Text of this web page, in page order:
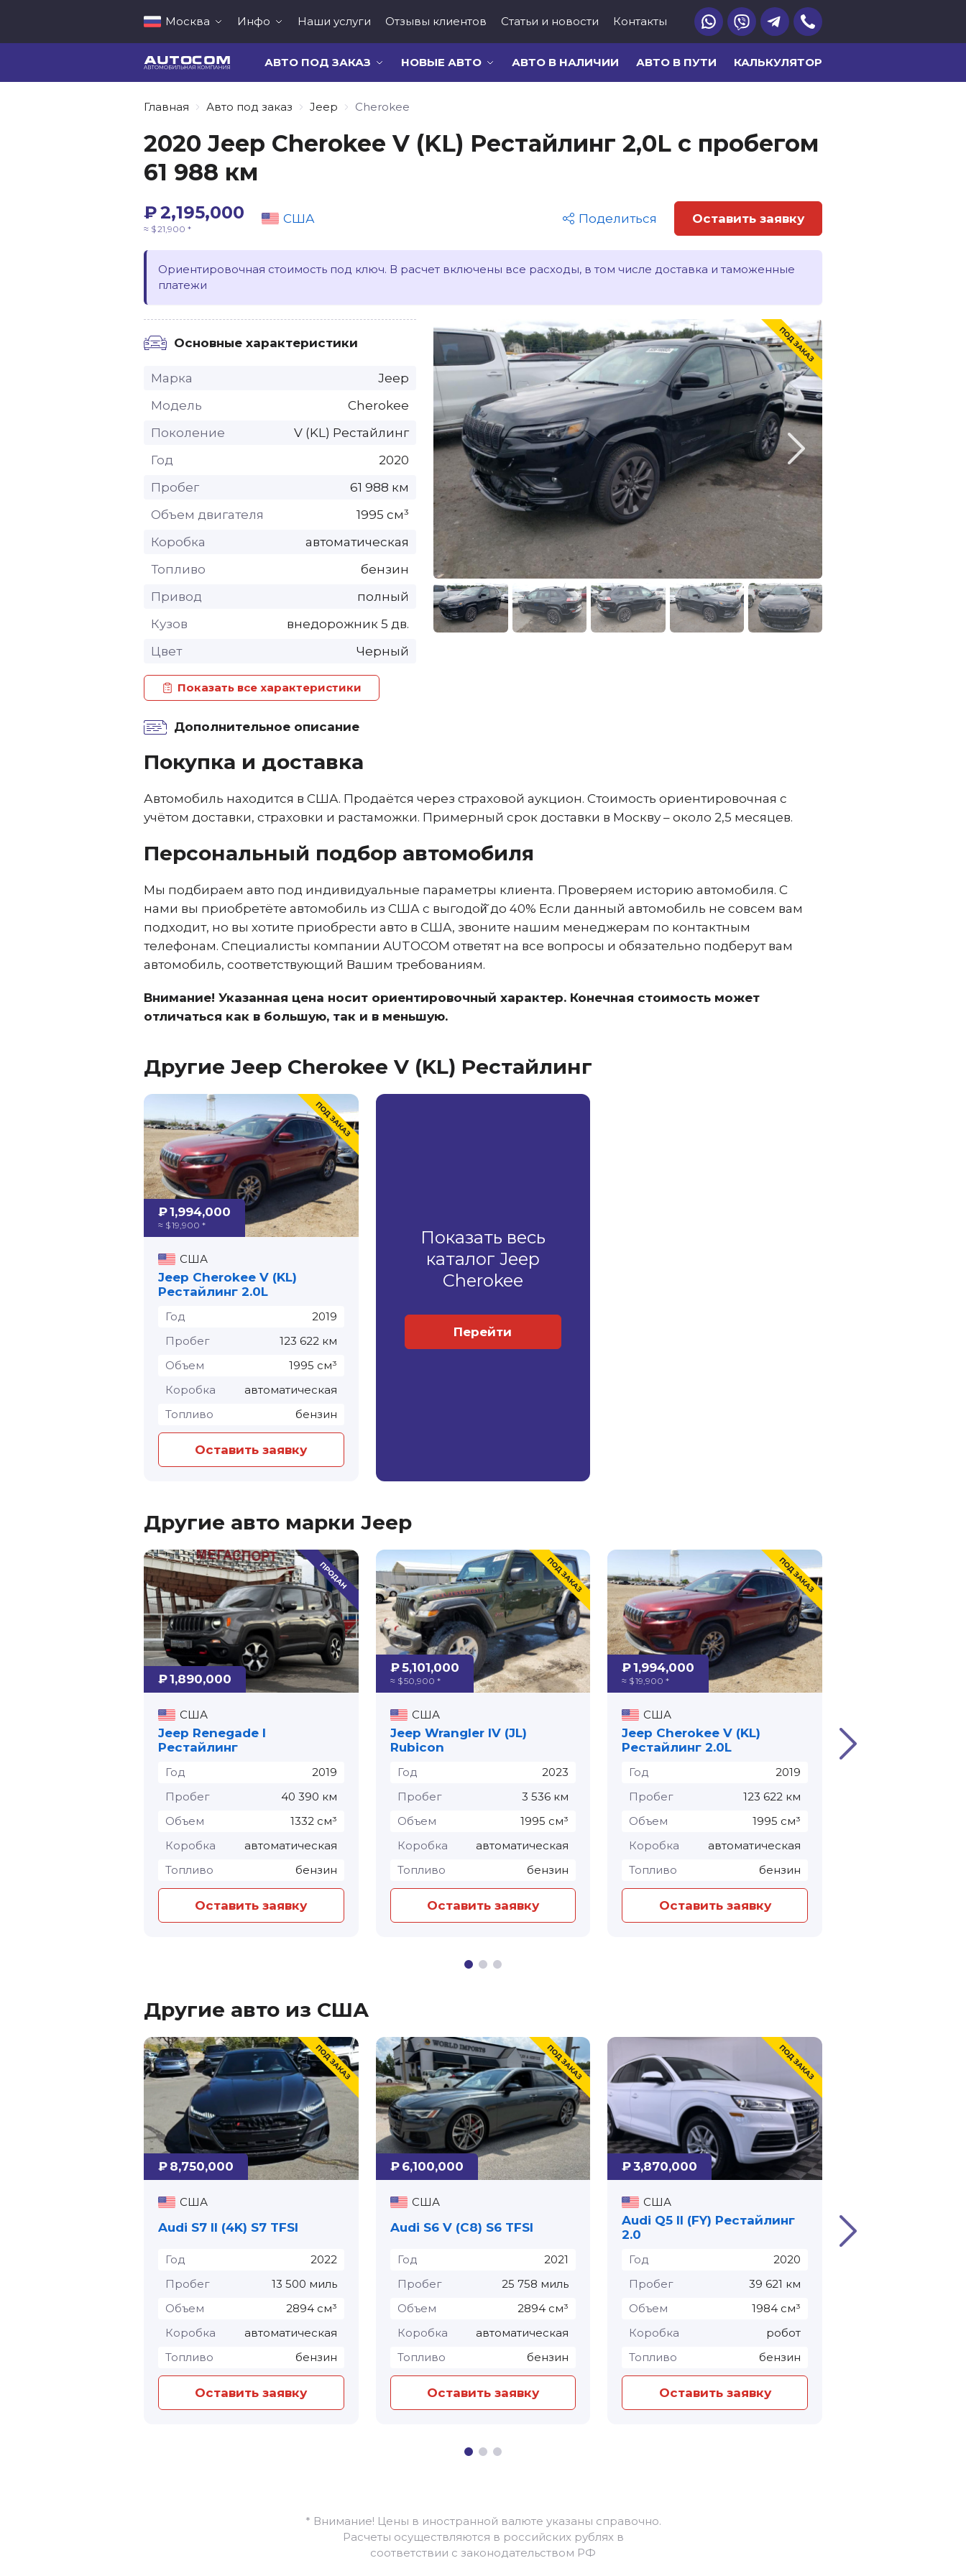
Москва Инфо Наши услуги Отзывы клиентов Статьи и новости Контакты
АВТО ПОД ЗАКАЗ НОВЫЕ АВТО АВТО В НАЛИЧИИ АВТО В ПУТИ КАЛЬКУЛЯТОР
Главная Авто под заказ Jeep Cherokee
2020 Jeep Cherokee V (KL) Рестайлинг 2,0L с пробегом
61 988 км
₽ 2,195,000
≈ $ 21,900 *
США Поделиться Оставить заявку
Ориентировочная стоимость под ключ. В расчет включены все расходы, в том числе доставка и таможенные
платежи
Основные характеристики
Марка
Jeep
Модель
Cherokee
Поколение
V (KL) Рестайлинг
Год
2020
Пробег
61 988 км
Объем двигателя
1995 см³
Коробка
автоматическая
Топливо
бензин
Привод
полный
Кузов
внедорожник 5 дв.
Цвет
Черный
Показать все характеристики
Дополнительное описание
Покупка и доставка
Автомобиль находится в США. Продаётся через страховой аукцион. Стоимость ориентировочная с
учётом доставки, страховки и растаможки. Примерный срок доставки в Москву – около 2,5 месяцев.
Персональный подбор автомобиля
Мы подбираем авто под индивидуальные параметры клиента. Проверяем историю автомобиля. С
нами вы приобретёте автомобиль из США с выгодой̆ до 40% Если данный автомобиль не совсем вам
подходит, но вы хотите приобрести авто в США, звоните нашим менеджерам по контактным
телефонам. Специалисты компании AUTOCOM ответят на все вопросы и обязательно подберут вам
автомобиль, соответствующий Вашим требованиям.
Внимание! Указанная цена носит ориентировочный характер. Конечная стоимость может
отличаться как в большую, так и в меньшую.
Другие Jeep Cherokee V (KL) Рестайлинг
₽ 1,994,000
≈ $ 19,900 *
США
Jeep Cherokee V (KL)
Рестайлинг 2.0L
Год
2019
Пробег
123 622 км
Объем
1995 см³
Коробка
автоматическая
Топливо
бензин
Оставить заявку
Показать весь
каталог Jeep
Cherokee
Перейти
Другие авто марки Jeep
₽ 1,890,000
США
Jeep Renegade I
Рестайлинг
Год
2019
Пробег
40 390 км
Объем
1332 см³
Коробка
автоматическая
Топливо
бензин
Оставить заявку
₽ 5,101,000
≈ $ 50,900 *
США
Jeep Wrangler IV (JL)
Rubicon
Год
2023
Пробег
3 536 км
Объем
1995 см³
Коробка
автоматическая
Топливо
бензин
Оставить заявку
₽ 1,994,000
≈ $ 19,900 *
США
Jeep Cherokee V (KL)
Рестайлинг 2.0L
Год
2019
Пробег
123 622 км
Объем
1995 см³
Коробка
автоматическая
Топливо
бензин
Оставить заявку
Rubicon
Другие авто из США
₽ 8,750,000
США
Audi S7 II (4K) S7 TFSI
Год
2022
Пробег
13 500 миль
Объем
2894 см³
Коробка
автоматическая
Топливо
бензин
Оставить заявку
₽ 6,100,000
США
Audi S6 V (C8) S6 TFSI⁠
Год
2021
Пробег
25 758 миль
Объем
2894 см³
Коробка
автоматическая
Топливо
бензин
Оставить заявку
₽ 3,870,000
США
Audi Q5 II (FY) Рестайлинг
2.0
Год
2020
Пробег
39 621 км
Объем
1984 см³
Коробка
робот
Топливо
бензин
Оставить заявку
quattro S tronic
* Внимание! Цены в иностранной валюте указаны справочно.
Расчеты осуществляются в российских рублях в
соответствии с законодательством РФ